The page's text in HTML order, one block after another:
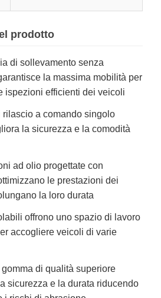
prodotto
di sollevamento senza
la massima mobilità per
ispezioni efficienti dei veicoli
rilascio a comando singolo
la sicurezza e la comodità
ad olio progettate con
le prestazioni dei
la loro durata
offrono uno spazio di lavoro
accogliere veicoli di varie
di qualità superiore
sicurezza e la durata riducendo